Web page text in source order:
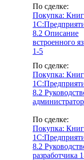
По сделке:
Покупка:
8.2 Описание
встроенного
1-5
По сделке:
Покупка:
8.2
По сделке:
Покупка:
8.2
разработчика